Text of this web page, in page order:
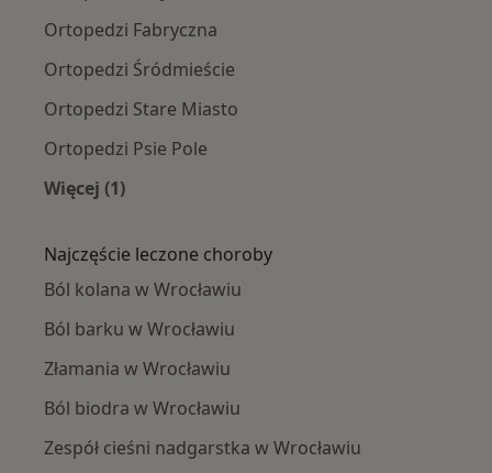
Ortopedzi Fabryczna
Ortopedzi Śródmieście
Ortopedzi Stare Miasto
Ortopedzi Psie Pole
Więcej (1)
Najczęście leczone choroby
Ból kolana w Wrocławiu
Ból barku w Wrocławiu
Złamania w Wrocławiu
Ból biodra w Wrocławiu
Zespół cieśni nadgarstka w Wrocławiu